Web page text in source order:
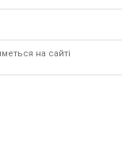
на сайті